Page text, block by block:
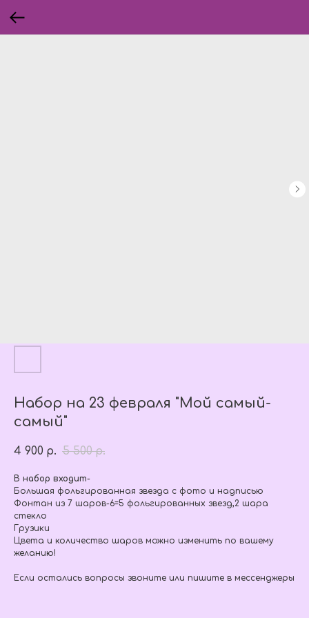
Набор на 23 февраля "Мой самый-
самый"
4 900 р. 5 500 р.
В набор входит-
Большая фольгированная звезда с фото и надписью
Фонтан из 7 шаров-6=5 фольгированных звезд,2 шара
стекло
Грузики
Цвета и количество шаров можно изменить по вашему
желанию!
Если остались вопросы звоните или пишите в мессенджеры